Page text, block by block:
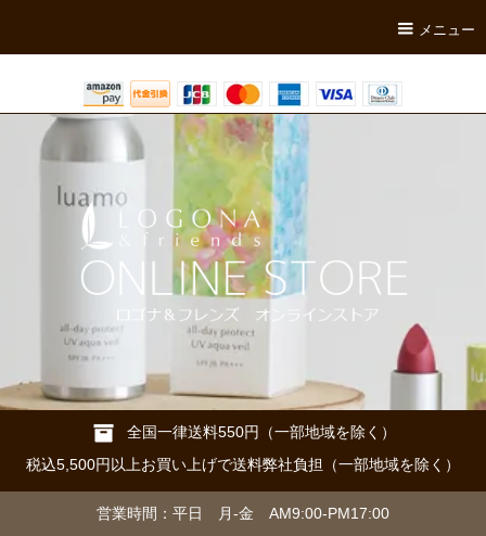
メニュー
全国一律送料550円（一部地域を除く）
税込5,500円以上お買い上げで送料弊社負担（一部地域を除く）
営業時間：平日 月-金 AM9:00-PM17:00